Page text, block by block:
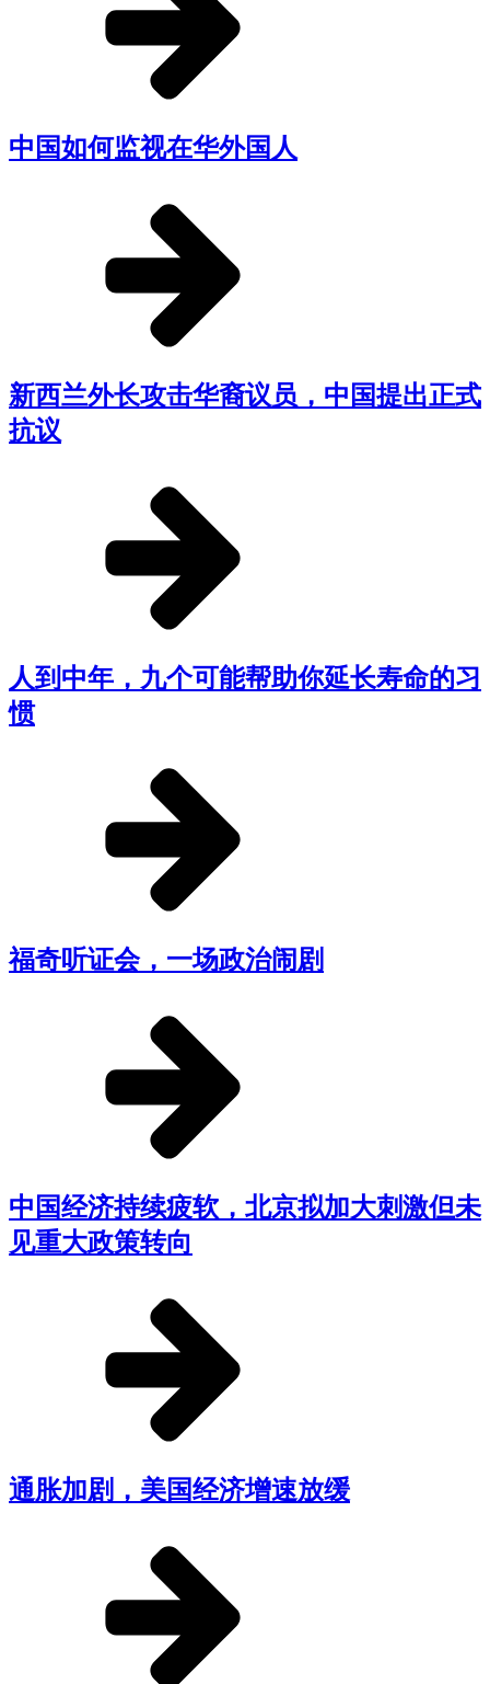
中国如何监视在华外国人
新西兰外长攻击华裔议员，中国提出正式
抗议
人到中年，九个可能帮助你延长寿命的习
惯
福奇听证会，一场政治闹剧
中国经济持续疲软，北京拟加大刺激但未
见重大政策转向
通胀加剧，美国经济增速放缓